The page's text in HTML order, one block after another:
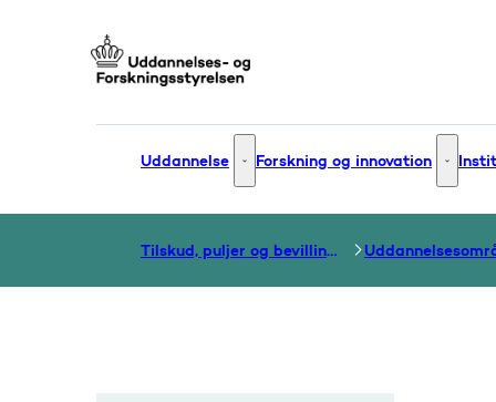
Uddannelse Uddannelse - Flere links
Forskning og innovation
Tilskud, puljer og bevillinger